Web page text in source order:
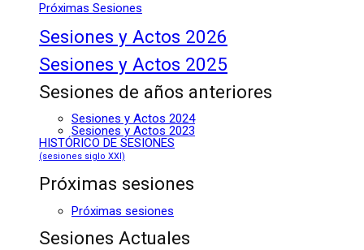
Próximas Sesiones
Sesiones y Actos 2026
Sesiones y Actos 2025
Sesiones de años anteriores
Sesiones y Actos 2024
Sesiones y Actos 2023
HISTÓRICO DE SESIONES
(sesiones siglo XXI)
Próximas sesiones
Próximas sesiones
Sesiones Actuales